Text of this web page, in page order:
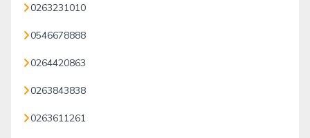
0263231010
0546678888
0264420863
0263843838
0263611261